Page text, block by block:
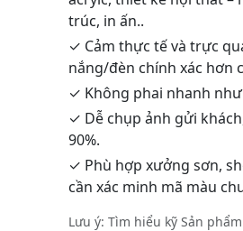
trúc, in ấn..
✓ Cảm thực tế và trực
nắng/đèn chính xác hơn
✓ Không phai nhanh như
✓ Dễ chụp ảnh gửi
90%.
✓ Phù hợp xưởng sơn,
cần xác minh mã màu
Lưu ý: Tìm hiểu kỹ Sản